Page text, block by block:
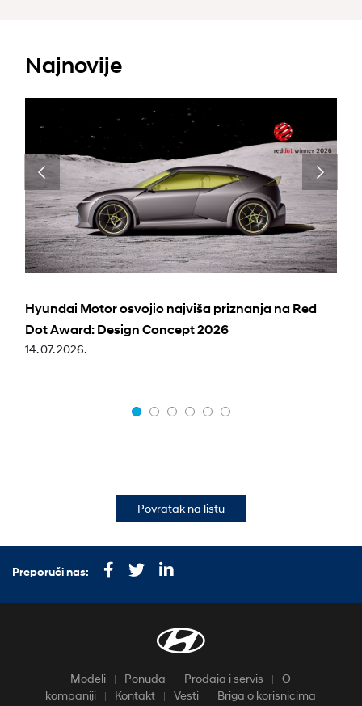
Najnovije
Hyundai Motor osvojio najviša priznanja na Red
Dot Award: Design Concept 2026
14. 07. 2026.
Povratak na listu
Preporuči nas:
Modeli Ponuda Prodaja i servis
O
kompaniji
Kontakt Vesti Briga o korisnicima